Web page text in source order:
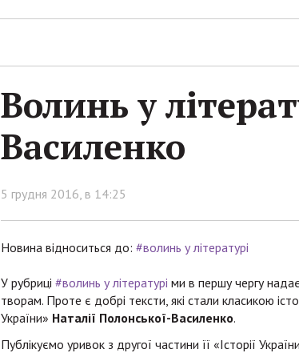
Волинь у
Василенко
5 грудня 2016, в 14:25
Новина відноситься до: #волинь у літературі
У рубриці #волинь у літературі ми в першу чергу
творам. Проте є добрі тексти, які стали класикою
України» Наталії Полонської-Василенко.
Публікуємо уривок з другої частини її «Історії